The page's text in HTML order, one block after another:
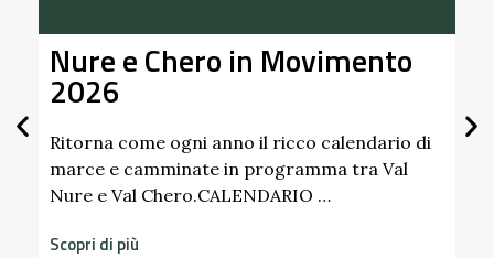
Nure e Chero in Movimento
2026
Ritorna come ogni anno il ricco calendario di
marce e camminate in programma tra Val
Nure e Val Chero.CALENDARIO …
Scopri di più